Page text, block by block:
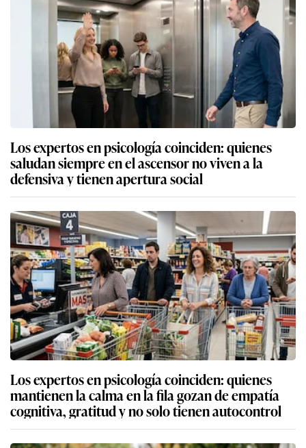
Los expertos en psicología coinciden: quienes
saludan siempre en el ascensor no viven a la
defensiva y tienen apertura social
Los expertos en psicología coinciden: quienes
mantienen la calma en la fila gozan de empatía
cognitiva, gratitud y no solo tienen autocontrol